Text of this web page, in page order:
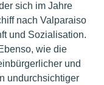
sich im Jahre
nach Valparaiso
und Sozialisation.
wie die
und
undurchsichtiger